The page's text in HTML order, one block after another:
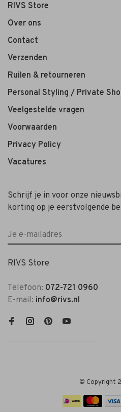
RIVS Store
Over ons
Contact
Verzenden
Ruilen & retourneren
Personal Styling / Private
Veelgestelde vragen
Voorwaarden
Privacy Policy
Vacatures
Schrijf je in voor onze
korting op je eerstvolgende
RIVS Store
Telefoon: 072-721 0960
E-mail: info@rivs.nl
© Copyright